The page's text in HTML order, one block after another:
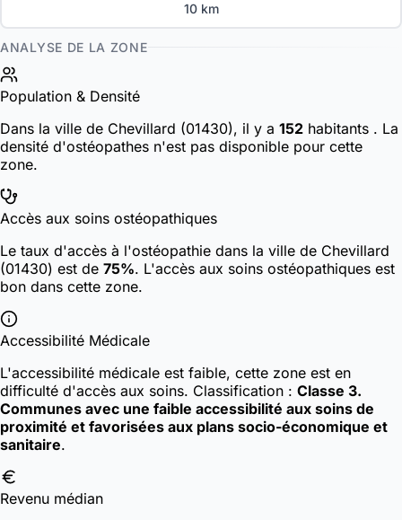
10 km
ANALYSE DE LA ZONE
Population & Densité
Dans la ville de Chevillard (01430), il y a 152 habitants . La
densité d'ostéopathes n'est pas disponible pour cette
zone.
Accès aux soins ostéopathiques
Le taux d'accès à l'ostéopathie dans la ville de Chevillard
(01430) est de 75%. L'accès aux soins ostéopathiques est
bon dans cette zone.
Accessibilité Médicale
L'accessibilité médicale est faible, cette zone est en
difficulté d'accès aux soins. Classification : Classe 3.
Communes avec une faible accessibilité aux soins de
proximité et favorisées aux plans socio-économique et
sanitaire.
Revenu médian